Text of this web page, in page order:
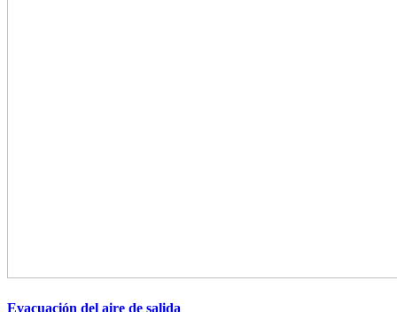
Evacuación del aire de salida